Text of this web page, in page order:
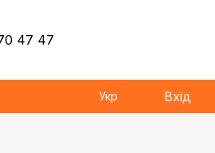
47 47
Укр Вхід